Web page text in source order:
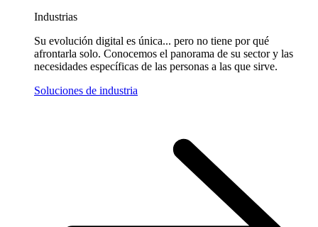
Industrias
Su evolución digital es única... pero no tiene por qué
afrontarla solo. Conocemos el panorama de su sector y las
necesidades específicas de las personas a las que sirve.
Soluciones de industria